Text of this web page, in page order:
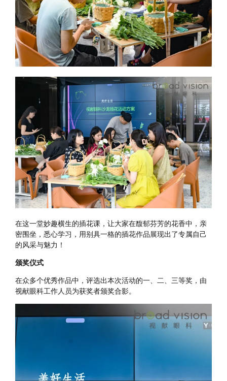
在这一堂妙趣横生的插花课，让大家在馥郁芬芳的花香中，亲
密围坐， 悉心学习， 用别具一格的插花作品展现出了专属自己
的风采与魅力！
颁奖仪式
在众多个优秀作品中，评选出本次活动的一、二、三等奖，由
视献眼科工作人员为获奖者颁奖合影。